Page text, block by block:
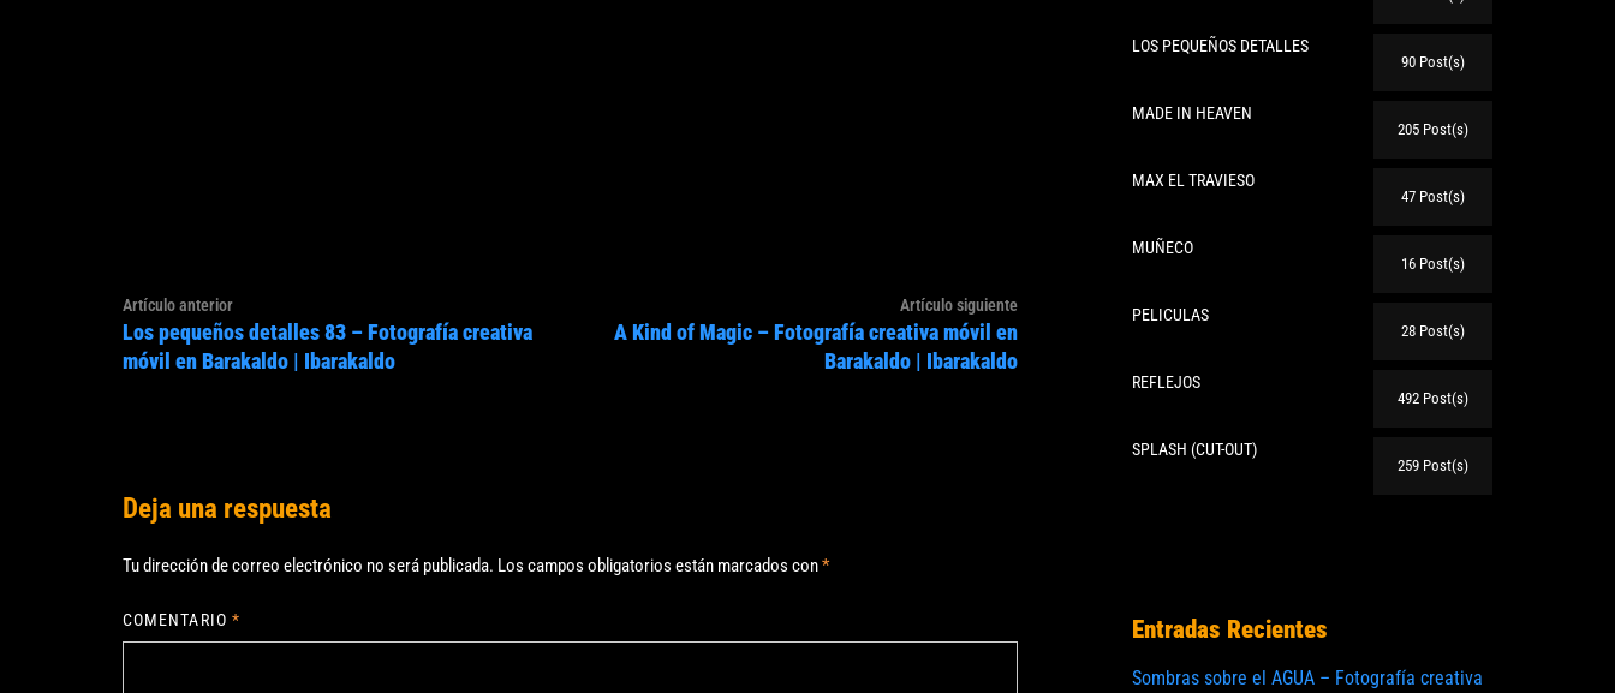
Navegación
de
entradas
Artículo anteriorArtículo
anterior:
Los pequeños detalles 83 – Fotografía creativa
móvil en Barakaldo | Ibarakaldo
Artículo siguienteArtículo
siguiente:
A Kind of Magic – Fotografía creativa móvil en
Barakaldo | Ibarakaldo
Deja una respuesta
Tu dirección de correo electrónico no será publicada. Los campos obligatorios están marcados con*
COMENTARIO *
LOS PEQUEÑOS DETALLES
90 Post(s)
MADE IN HEAVEN
205 Post(s)
MAX EL TRAVIESO
47 Post(s)
MUÑECO
16 Post(s)
PELICULAS
28 Post(s)
REFLEJOS
492 Post(s)
SPLASH (CUT-OUT)
259 Post(s)
Entradas Recientes
Sombras sobre el AGUA – Fotografía creativa